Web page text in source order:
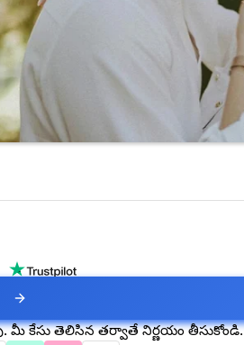
కేసు తెలిసిన తర్వాతే నిర్ణయం తీసుకోండి.